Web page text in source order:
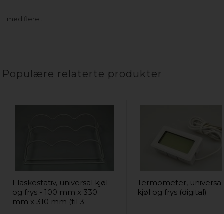
med flere…
Populære relaterte produkter
Flaskestativ, universal kjøl
og frys - 100 mm x 330
mm x 310 mm (til 3
Termometer, universal
kjøl og frys (digital)